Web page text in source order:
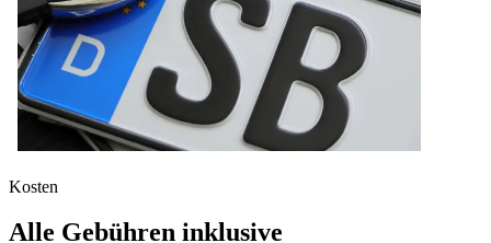
Kosten
Alle Gebühren inklusive